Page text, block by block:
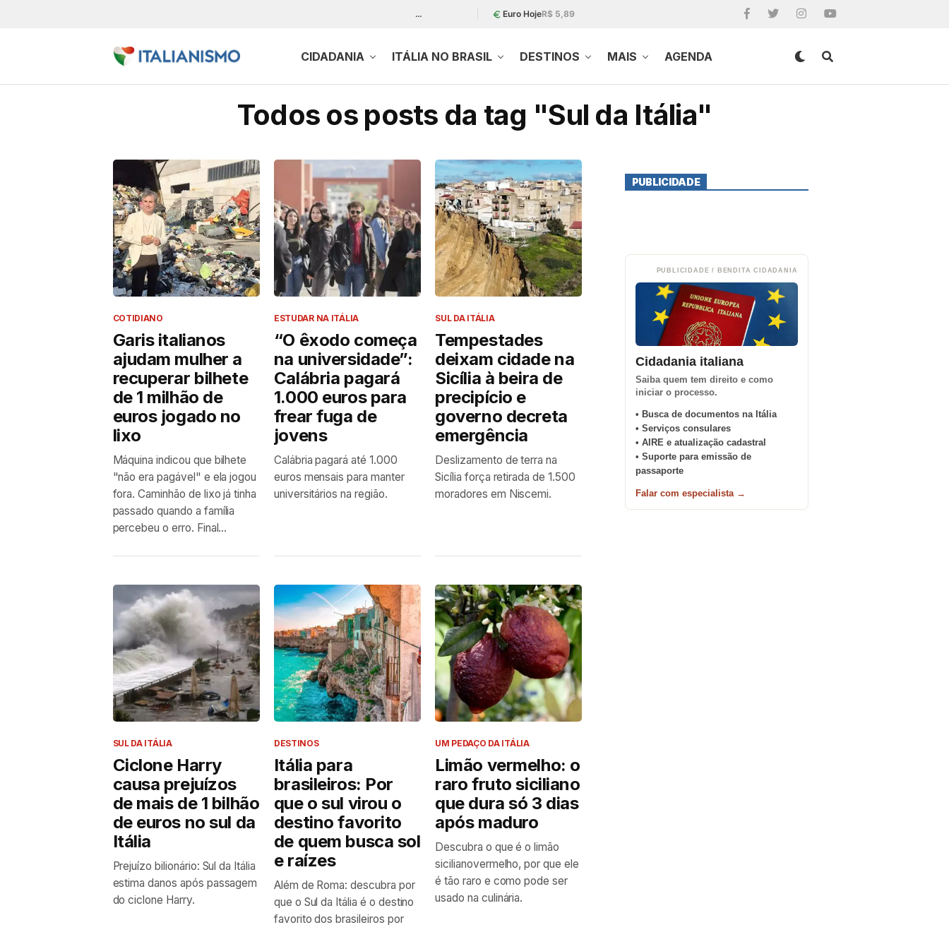
… Euro HojeR$ 5,89
CIDADANIA ITÁLIA NO BRASIL DESTINOS MAIS AGENDA
Todos os posts da tag "Sul da Itália"
COTIDIANO
Garis italianos
ajudam mulher a
recuperar bilhete
de 1 milhão de
euros jogado no
lixo
Máquina indicou que bilhete
"não era pagável" e ela jogou
fora. Caminhão de lixo já tinha
passado quando a família
percebeu o erro. Final...
ESTUDAR NA ITÁLIA
“O êxodo começa
na universidade”:
Calábria pagará
1.000 euros para
frear fuga de
jovens
Calábria pagará até 1.000
euros mensais para manter
universitários na região.
SUL DA ITÁLIA
Tempestades
deixam cidade na
Sicília à beira de
precipício e
governo decreta
emergência
Deslizamento de terra na
Sicília força retirada de 1.500
moradores em Niscemi.
SUL DA ITÁLIA
Ciclone Harry
causa prejuízos
de mais de 1 bilhão
de euros no sul da
Itália
Prejuízo bilionário: Sul da Itália
estima danos após passagem
do ciclone Harry.
DESTINOS
Itália para
brasileiros: Por
que o sul virou o
destino favorito
de quem busca sol
e raízes
Além de Roma: descubra por
que o Sul da Itália é o destino
favorito dos brasileiros por
UM PEDAÇO DA ITÁLIA
Limão vermelho: o
raro fruto siciliano
que dura só 3 dias
após maduro
Descubra o que é o limão
sicilianovermelho, por que ele
é tão raro e como pode ser
usado na culinária.
PUBLICIDADE
PUBLICIDADE / BENDITA CIDADANIA
Cidadania italiana
Saiba quem tem direito e como
iniciar o processo.
• Busca de documentos na Itália
• Serviços consulares
• AIRE e atualização cadastral
• Suporte para emissão de
passaporte
Falar com especialista →